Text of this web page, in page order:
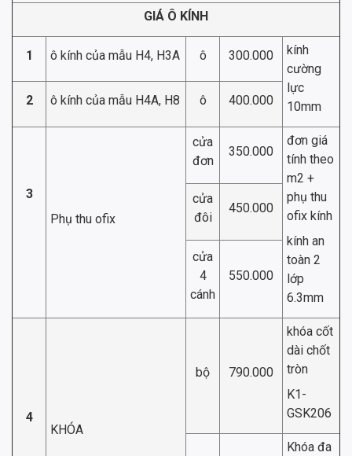
GIÁ Ô KÍNH
1 ô kính của mẫu H4, H3A ô 300.000
kính
cường
lực
10mm
2 ô kính của mẫu H4A, H8 ô 400.000
3
Phụ thu ofix
cửa
đơn
350.000
đơn giá
tính theo
m2 +
phụ thu
ofix kính
kính an
toàn 2
lớp
6.3mm
cửa
đôi
450.000
cửa
4
cánh
550.000
4
KHÓA
bộ 790.000
khóa cốt
dài chốt
tròn
K1-
GSK206
Khóa đa